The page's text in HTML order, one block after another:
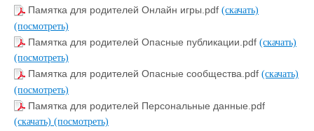
Памятка для родителей Онлайн игры.pdf (скачать)
(посмотреть)
Памятка для родителей Опасные публикации.pdf (скачать)
(посмотреть)
Памятка для родителей Опасные сообщества.pdf (скачать)
(посмотреть)
Памятка для родителей Персональные данные.pdf
(скачать) (посмотреть)